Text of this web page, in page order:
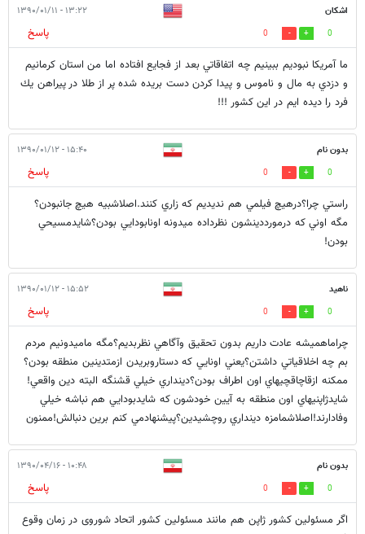
اشكان ۱۳:۲۲ - ۱۳۹۰/۰۱/۱۱
0
0
پاسخ
ما آمريكا نبوديم ببينيم چه اتفاقاتي بعد از فجايع افتاده اما من استان كرمانيم
و دزدي به مال و ناموس و پيدا كردن دست بريده شده پر از طلا در پيراهن يك
فرد را ديده ايم در اين كشور !!!
بدون نام ۱۵:۴۰ - ۱۳۹۰/۰۱/۱۲
0
0
پاسخ
راستي چرا؟درهيچ فيلمي هم نديديم كه زاري كنند.اصلاشبيه هيچ جانبودن؟
مگه اوني كه درمورددينشون نظرداده ميدونه اونابودايي بودن؟شايدمسيحي
بودن!
ناهيد ۱۵:۵۲ - ۱۳۹۰/۰۱/۱۲
0
0
پاسخ
چراماهميشه عادت داريم بدون تحقيق وآگاهي نظربديم؟مگه ماميدونيم مردم
بم چه اخلاقياتي داشتن؟يعني اونايي كه دستاروبريدن ازمتدينين منطقه بودن؟
ممكنه ازقاچاقچيهاي اون اطراف بودن؟دينداري خيلي قشنگه البته دين واقعي!
شايدژاپنيهاي اون منطقه به آيين خودشون كه شايدبودايي هم نباشه خيلي
وفادارند!اصلاشمامزه دينداري روچشيدين؟پيشنهادمي كنم برين دنبالش!ممنون
بدون نام ۱۰:۴۸ - ۱۳۹۰/۰۴/۱۶
0
0
پاسخ
اگر مسئولین کشور ژاپن هم مانند مسئولین کشور اتحاد شوروی در زمان وقوع